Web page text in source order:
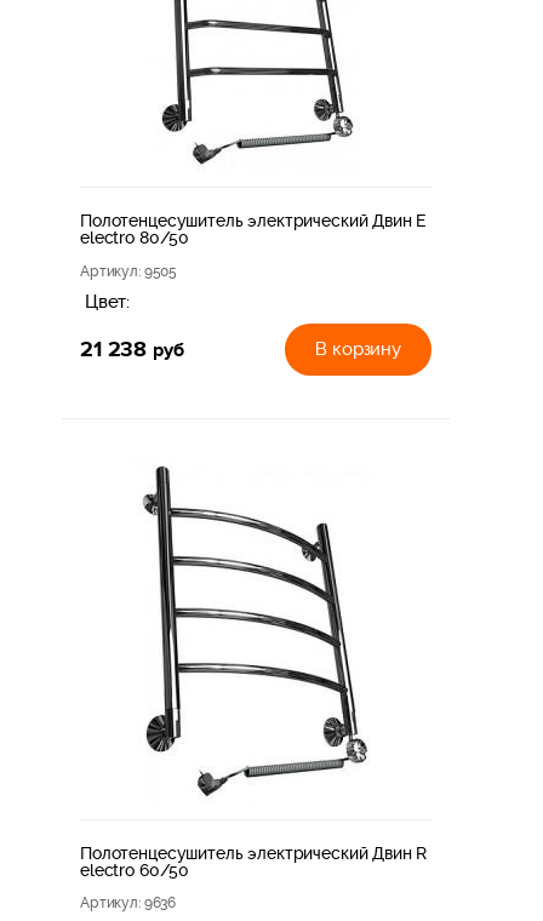
Полотенцесушитель электрический Двин E
electro 80/50
Артикул: 9505
Цвет:
21 238 руб В корзину
Полотенцесушитель электрический Двин R
electro 60/50
Артикул: 9636